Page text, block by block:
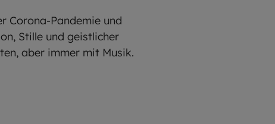
Corona-Pandemie und
Stille und geistlicher
aber immer mit Musik.